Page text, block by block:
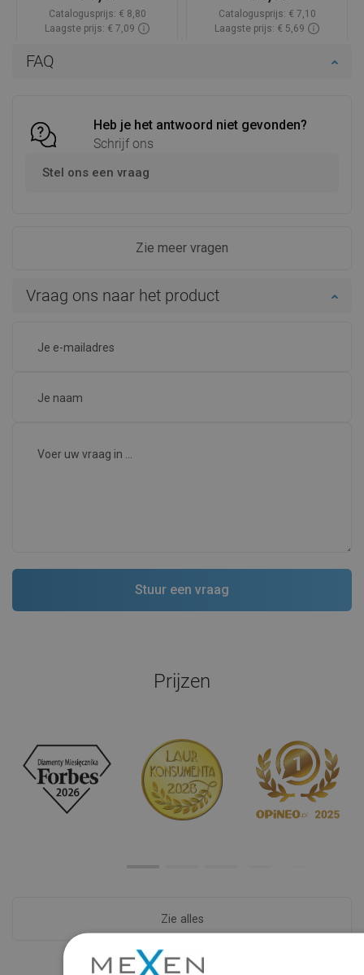
FAQ
Heb je het antwoord niet gevonden?
Schrijf ons
Stel ons een vraag
Zie meer vragen
Vraag ons naar het product
Catalogusprijs: € 8,80
Laagste prijs: € 7,09
Catalogusprijs: € 7,10
Laagste prijs: € 5,69
Prijzen
Zie alles